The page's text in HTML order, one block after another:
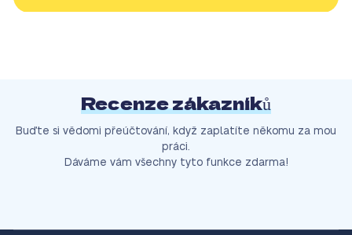
Recenze zákazníků
Buďte si vědomi přeúčtování, když zaplatíte někomu za mou
práci.
Dáváme vám všechny tyto funkce zdarma!